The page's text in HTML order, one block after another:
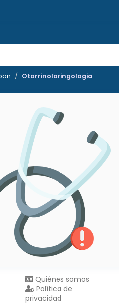
Otorrinolaringologia
Quiénes somos
Política de
privacidad